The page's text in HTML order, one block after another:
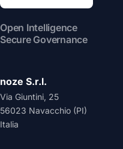
Open Intelligence
Secure Governance
noze S.r.l.
Via Giuntini, 25
56023 Navacchio (PI)
Italia